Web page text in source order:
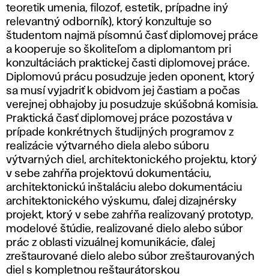
teoretik umenia, filozof, estetik, prípadne iný
relevantný odborník), ktorý konzultuje so
študentom najmä písomnú časť diplomovej práce
a kooperuje so školiteľom a diplomantom pri
konzultáciách praktickej časti diplomovej práce.
Diplomovú prácu posudzuje jeden oponent, ktorý
sa musí vyjadriť k obidvom jej častiam a počas
verejnej obhajoby ju posudzuje skúšobná komisia.
Praktická časť diplomovej práce pozostáva v
prípade konkrétnych študijných programov z
realizácie výtvarného diela alebo súboru
výtvarných diel, architektonického projektu, ktorý
v sebe zahŕňa projektovú dokumentáciu,
architektonickú inštaláciu alebo dokumentáciu
architektonického výskumu, ďalej dizajnérsky
projekt, ktorý v sebe zahŕňa realizovaný prototyp,
modelové štúdie, realizované dielo alebo súbor
prác z oblasti vizuálnej komunikácie, ďalej
zreštaurované dielo alebo súbor zreštaurovaných
diel s kompletnou reštaurátorskou